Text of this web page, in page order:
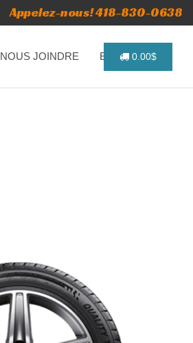
Appelez-nous! 418-830-0638
NOUS JOINDRE ENGLISH
0.00$